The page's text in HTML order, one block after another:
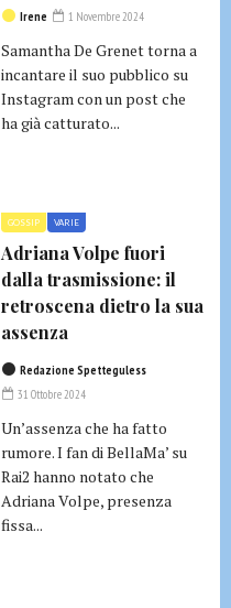
Irene 1 Novembre 2024
Samantha De Grenet torna a
incantare il suo pubblico su
Instagram con un post che
ha già catturato...
GOSSIP VARIE
Adriana Volpe fuori
dalla trasmissione: il
retroscena dietro la sua
assenza
Redazione Spetteguless
31 Ottobre 2024
Un’assenza che ha fatto
rumore. I fan di BellaMa’ su
Rai2 hanno notato che
Adriana Volpe, presenza
fissa...